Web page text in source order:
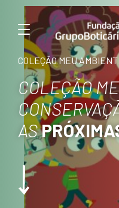
Menu
COLEÇÃO MEU
COLEÇÃO
AS